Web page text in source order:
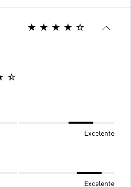
Excelente
Excelente